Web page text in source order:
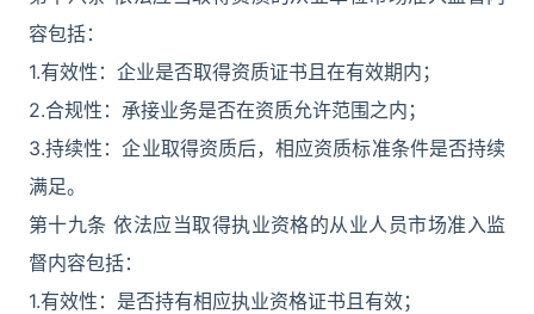
容包括：
1.有效性：企业是否取得资质证书且在有效期内；
2.合规性：承接业务是否在资质允许范围之内；
3.持续性：企业取得资质后，相应资质标准条件是否持续
满足。
第十九条 依法应当取得执业资格的从业人员市场准入监
督内容包括：
1.有效性：是否持有相应执业资格证书且有效；